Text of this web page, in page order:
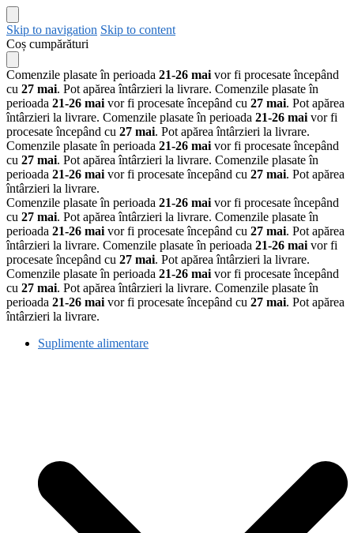
Skip to navigation Skip to content
Coș cumpărături
Comenzile plasate în perioada 21-26 mai vor fi procesate începând
cu 27 mai. Pot apărea întârzieri la livrare. Comenzile plasate în
perioada 21-26 mai vor fi procesate începând cu 27 mai. Pot apărea
întârzieri la livrare. Comenzile plasate în perioada 21-26 mai vor fi
procesate începând cu 27 mai. Pot apărea întârzieri la livrare.
Comenzile plasate în perioada 21-26 mai vor fi procesate începând
cu 27 mai. Pot apărea întârzieri la livrare. Comenzile plasate în
perioada 21-26 mai vor fi procesate începând cu 27 mai. Pot apărea
întârzieri la livrare.
Comenzile plasate în perioada 21-26 mai vor fi procesate începând
cu 27 mai. Pot apărea întârzieri la livrare. Comenzile plasate în
perioada 21-26 mai vor fi procesate începând cu 27 mai. Pot apărea
întârzieri la livrare. Comenzile plasate în perioada 21-26 mai vor fi
procesate începând cu 27 mai. Pot apărea întârzieri la livrare.
Comenzile plasate în perioada 21-26 mai vor fi procesate începând
cu 27 mai. Pot apărea întârzieri la livrare. Comenzile plasate în
perioada 21-26 mai vor fi procesate începând cu 27 mai. Pot apărea
întârzieri la livrare.
Suplimente alimentare